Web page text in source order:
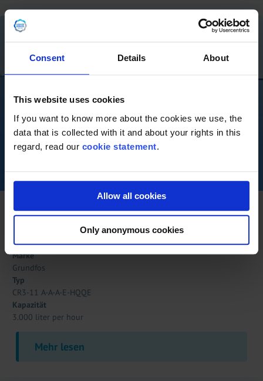
Consent Details About
This website uses cookies
If you want to know more about the cookies we use, the
data that is collected with it and about your rights in this
regard, read our cookie statement.
Allow all cookies
Only anonymous cookies
Grundfos CR3-11 A-A-A-E-HQQE
STN16157
Marke
Grundfos
Typ
CR3-11 A-A-A-E-HQQE
Kapazität
3.000 liter per hour
Mehr lesen